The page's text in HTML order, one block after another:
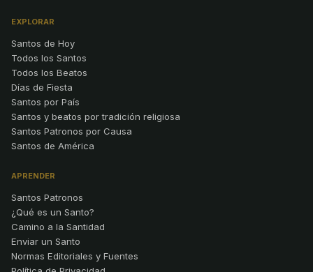
EXPLORAR
Santos de Hoy
Todos los Santos
Todos los Beatos
Días de Fiesta
Santos por País
Santos y beatos por tradición religiosa
Santos Patronos por Causa
Santos de América
APRENDER
Santos Patronos
¿Qué es un Santo?
Camino a la Santidad
Enviar un Santo
Normas Editoriales y Fuentes